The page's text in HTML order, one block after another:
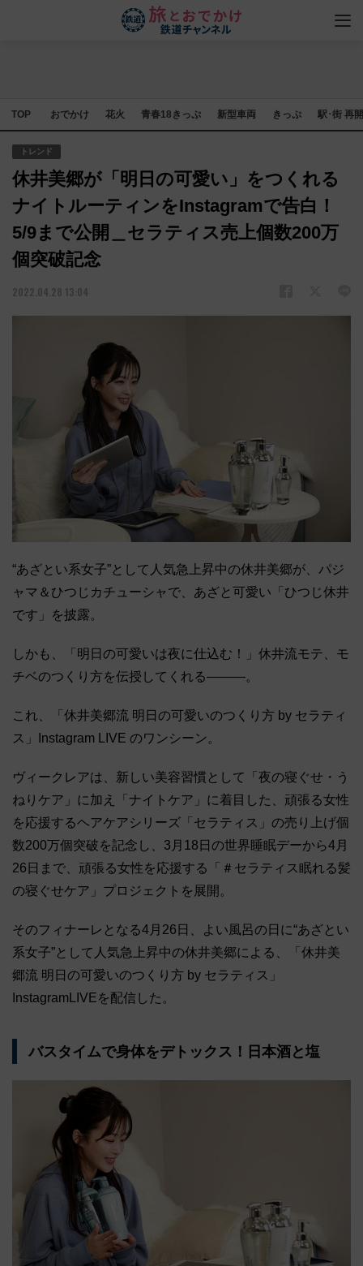
TOP おでかけ 花火 青春18きっぷ 新型車両 きっぷ 駅･街 再
トレンド
休井美郷が「明日の可愛い」をつくれる
ナイトルーティンをInstagramで告白！
5/9まで公開＿セラティス売上個数200万
個突破記念
2022.04.28 13:04
“あざとい系女子”として人気急上昇中の休井美郷が、パジ
ャマ＆ひつじカチューシャで、あざと可愛い「ひつじ休井
です」を披露。
しかも、「明日の可愛いは夜に仕込む！」休井流モテ、モ
チベのつくり方を伝授してくれる―――。
これ、「休井美郷流 明日の可愛いのつくり方 by セラティ
ス」Instagram LIVE のワンシーン。
ヴィークレアは、新しい美容習慣として「夜の寝ぐせ・う
ねりケア」に加え「ナイトケア」に着目した、頑張る女性
を応援するヘアケアシリーズ「セラティス」の売り上げ個
数200万個突破を記念し、3月18日の世界睡眠デーから4月
26日まで、頑張る女性を応援する「＃セラティス眠れる髪
の寝ぐせケア」プロジェクトを展開。
そのフィナーレとなる4月26日、よい風呂の日に“あざとい
系女子”として人気急上昇中の休井美郷による、「休井美
郷流 明日の可愛いのつくり方 by セラティス」
InstagramLIVEを配信した。
バスタイムで身体をデトックス！日本酒と塩